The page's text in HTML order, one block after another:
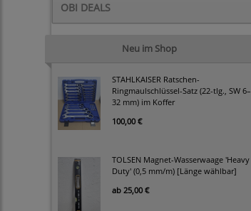
OBI DEALS
Neu im Shop
STAHLKAISER Ratschen-
Ringmaulschlüssel-Satz (22-tlg., SW 6–
32 mm) im Koffer
100,00 €
TOLSEN Magnet-Wasserwaage 'Heavy
Duty' (0,5 mm/m) [Länge wählbar]
ab 25,00 €